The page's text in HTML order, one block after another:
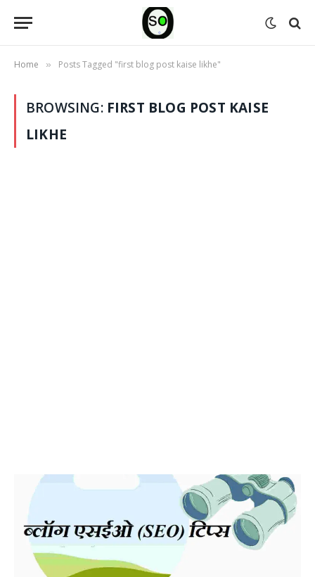
Home » Posts Tagged "first blog post kaise likhe"
BROWSING: FIRST BLOG POST KAISE
LIKHE